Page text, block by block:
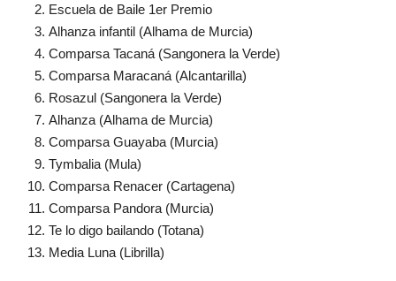
Escuela de Baile 1er Premio
Alhanza infantil (Alhama de Murcia)
Comparsa Tacaná (Sangonera la Verde)
Comparsa Maracaná (Alcantarilla)
Rosazul (Sangonera la Verde)
Alhanza (Alhama de Murcia)
Comparsa Guayaba (Murcia)
Tymbalia (Mula)
Comparsa Renacer (Cartagena)
Comparsa Pandora (Murcia)
Te lo digo bailando (Totana)
Media Luna (Librilla)